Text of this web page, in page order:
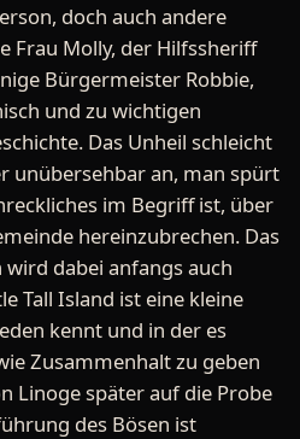
doch auch andere
Frau Molly, der Hilfssheriff
Bürgermeister Robbie,
und zu wichtigen
Das Unheil schleicht
unübersehbar an, man spürt
im Begriff ist, über
hereinzubrechen. Das
dabei anfangs auch
Tall Island ist eine kleine
kennt und in der es
Zusammenhalt zu geben
Linoge später auf die Probe
des Bösen ist